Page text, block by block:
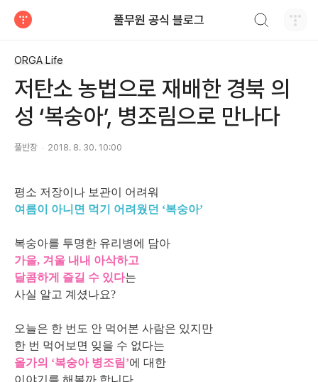
풀무원 공식 블로그
ORGA Life
저탄소 농법으로 재배한 경북 의
성 ‘복숭아’, 병조림으로 만나다
풀반장 2018. 8. 30. 10:00
평소 저장이나 보관이 어려워
여름이 아니면 먹기 어려웠던 ‘복숭아’
복숭아를 투명한 유리병에 담아
가을, 겨울 내내 아삭하고
달콤하게 즐길 수 있다는
사실 알고 계셨나요?
오늘은 한 번도 안 먹어본 사람은 있지만
한 번 먹어보면 잊을 수 없다는
올가의 ‘복숭아 병조림’에 대한
이야기를 해볼까 합니다.